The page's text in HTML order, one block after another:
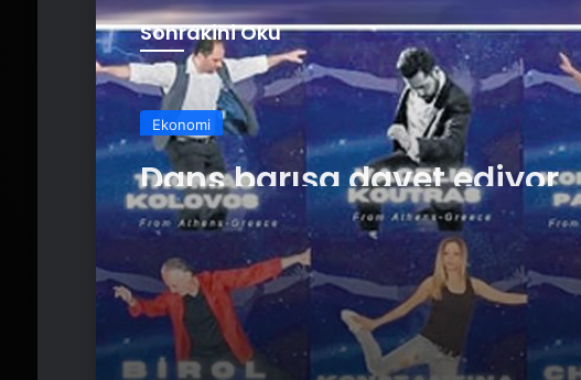
Sonrakini Oku
Ekonomi
Dans barışa davet ediyor